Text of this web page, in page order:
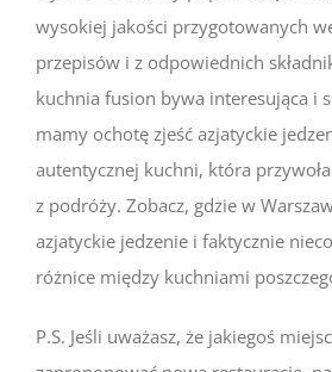
wysokiej jakości przygotowanych
przepisów i z odpowiednich
kuchnia fusion bywa interesująca i
mamy ochotę zjeść azjatyckie
autentycznej kuchni, która
z podróży. Zobacz, gdzie w
azjatyckie jedzenie i faktycznie
różnice między kuchniami
P.S. Jeśli uważasz, że jakiegoś